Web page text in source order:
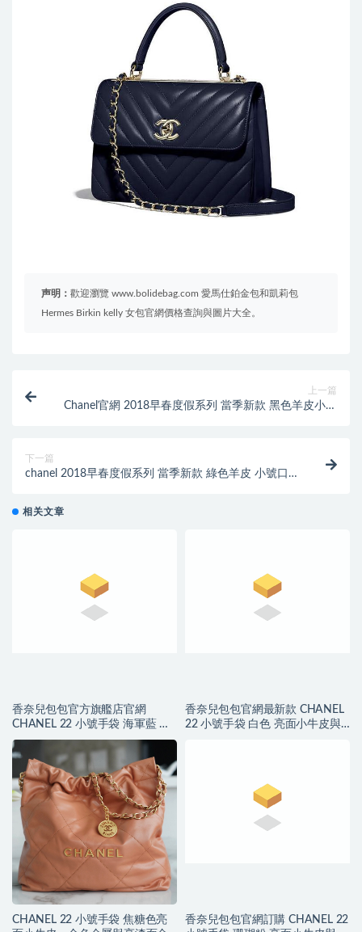
声明： 歡迎瀏覽 www.bolidebag.com 愛馬仕鉑金包和凱莉包
Hermes Birkin kelly 女包官網價格查詢與圖片大全。
上一篇
Chanel官網 2018早春度假系列 當季新款 黑色羊皮小號
下一篇
chanel 2018早春度假系列 當季新款 綠色羊皮 小號口蓋
相关文章
香奈兒包包官方旗艦店官網
CHANEL 22 小號手袋 海軍藍 小
牛皮與藍色金屬
香奈兒包包官網最新款 CHANEL
22 小號手袋 白色 亮面小牛皮與
CHANEL 22 小號手袋 焦糖色亮
香奈兒包包官網訂購 CHANEL 22